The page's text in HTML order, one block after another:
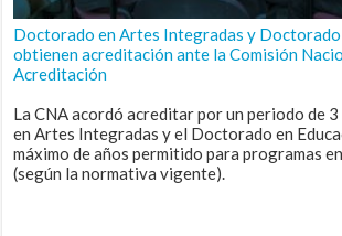
Doctorado en Artes Integradas y Doctorado
obtienen acreditación ante la Comisión
Acreditación
La CNA acordó acreditar por un periodo de
en Artes Integradas y el Doctorado en
máximo de años permitido para programas
(según la normativa vigente).